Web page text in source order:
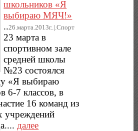
школьников «Я
выбираю МЯЧ!»
..26.марта.2013г..|.Спорт
23 марта в
спортивном зале
средней школы
№23 состоялся
«Я выбираю
6-7 классов, в
16 команд из
учреждений
далее